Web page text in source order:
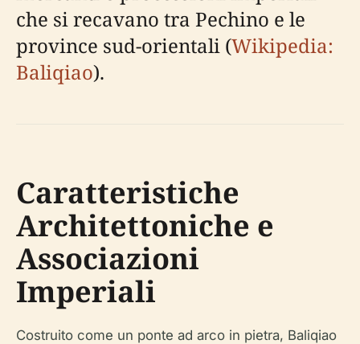
che si recavano tra Pechino e le
province sud-orientali (Wikipedia:
Baliqiao).
Caratteristiche
Architettoniche e
Associazioni
Imperiali
Costruito come un ponte ad arco in pietra, Baliqiao